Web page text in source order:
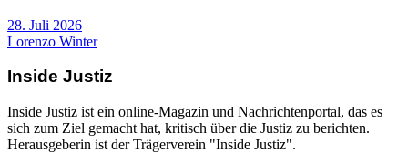
28. Juli 2026
Lorenzo Winter
Inside Justiz
Inside Justiz ist ein online-Magazin und Nachrichtenportal, das es
sich zum Ziel gemacht hat, kritisch über die Justiz zu berichten.
Herausgeberin ist der Trägerverein "Inside Justiz".